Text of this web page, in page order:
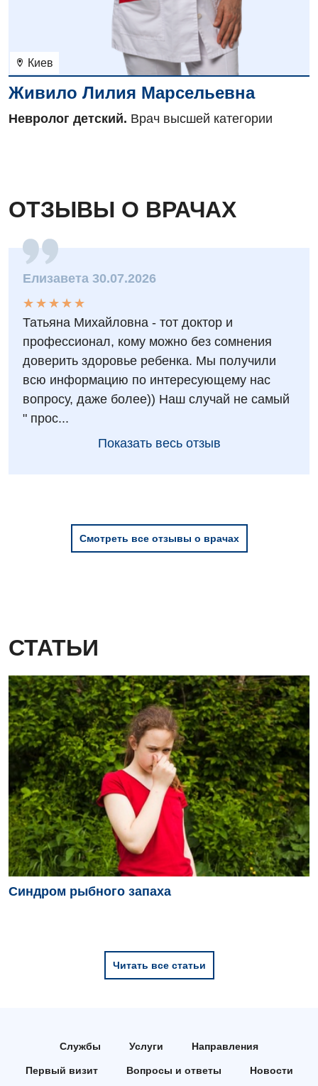
Детская ортопедия и травматология
Детская оториноларингология
Детская офтальмология
Киев
Живило Лилия Марсельевна
Невролог детский. Врач высшей категории
ОТЗЫВЫ О ВРАЧАХ
Елизавета 30.07.2026
★
★
★
★
★
★ ★ ★ ★ ★
Татьяна Михайловна - тот доктор и
профессионал, кому можно без сомнения
доверить здоровье ребенка. Мы получили
всю информацию по интересующему нас
вопросу, даже более)) Наш случай не самый
" прос...
Показать весь отзыв
Смотреть все отзывы о врачах
СТАТЬИ
Синдром рыбного запаха
Читать все статьи
Службы Услуги Направления
Первый визит Вопросы и ответы Новости